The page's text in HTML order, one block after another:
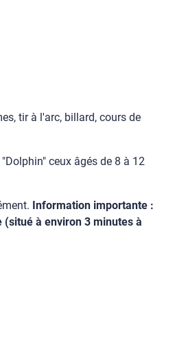
tir à l'arc, billard, cours de
ceux âgés de 8 à 12
Information importante :
à environ 3 minutes à